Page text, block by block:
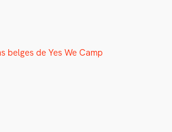
belges de Yes We Camp